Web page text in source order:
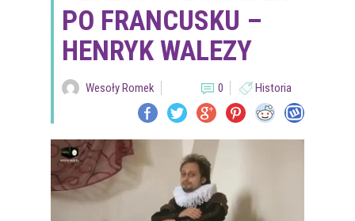
PO FRANCUSKU –
HENRYK WALEZY
Wesoły Romek 0 Historia